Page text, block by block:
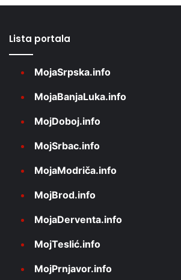
Lista portala
MojaSrpska.info
MojaBanjaLuka.info
MojDoboj.info
MojSrbac.info
MojaModriča.info
MojBrod.info
MojaDerventa.info
MojTeslić.info
MojPrnjavor.info